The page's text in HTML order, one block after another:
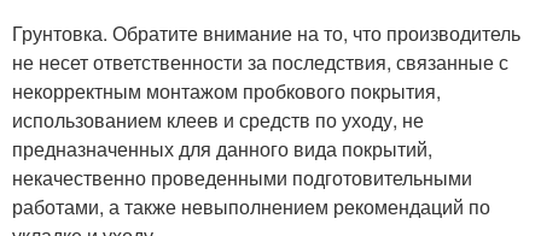
Грунтовка. Обратите внимание на то, что производитель
не несет ответственности за последствия, связанные с
некорректным монтажом пробкового покрытия,
использованием клеев и средств по уходу, не
предназначенных для данного вида покрытий,
некачественно проведенными подготовительными
работами, а также невыполнением рекомендаций по